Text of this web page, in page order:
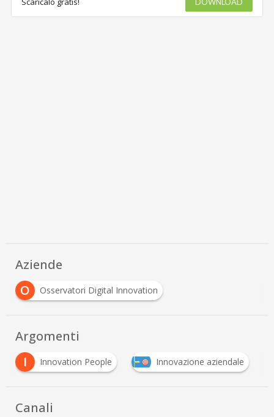
DOWNLOAD
Aziende
O
Osservatori Digital Innovation
Argomenti
Innovation People Innovazione aziendale
Canali